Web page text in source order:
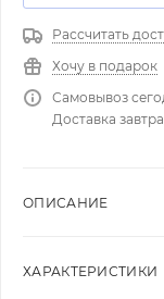
Рассчитать
Хочу в подарок
Самовывоз
Доставка
ОПИСАНИЕ
ХАРАКТЕРИСТИКИ